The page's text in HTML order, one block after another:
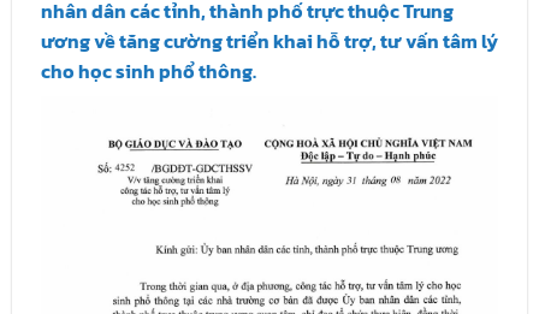
nhân dân các tỉnh, thành phố trực thuộc Trung
ương về tăng cường triển khai hỗ trợ, tư vấn tâm lý
cho học sinh phổ thông.